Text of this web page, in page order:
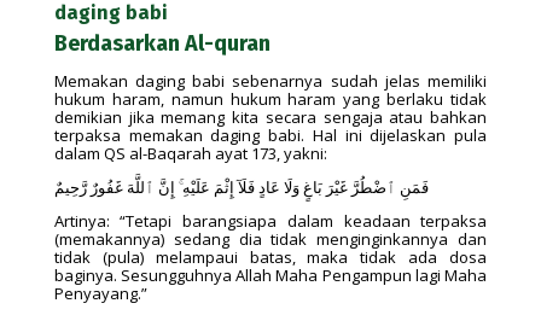
daging babi
Berdasarkan Al-quran
Memakan daging babi sebenarnya sudah jelas memiliki
hukum haram, namun hukum haram yang berlaku tidak
demikian jika memang kita secara sengaja atau bahkan
terpaksa memakan daging babi. Hal ini dijelaskan pula
dalam QS al-Baqarah ayat 173, yakni:
فَمَنِ ٱضْطُرَّ غَيْرَ بَاغٍ وَلَا عَادٍ فَلَآ إِثْمَ عَلَيْهِ ۚ إِنَّ ٱللَّهَ غَفُورٌ رَّحِيمٌ
Artinya: “Tetapi barangsiapa dalam keadaan terpaksa
(memakannya) sedang dia tidak menginginkannya dan
tidak (pula) melampaui batas, maka tidak ada dosa
baginya. Sesungguhnya Allah Maha Pengampun lagi Maha
Penyayang.”